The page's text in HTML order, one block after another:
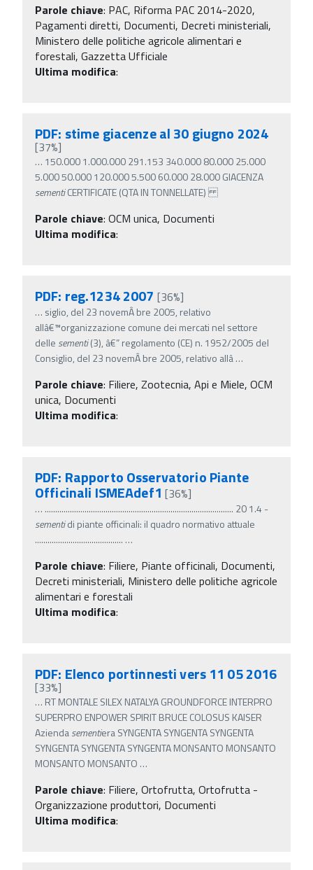
Parole chiave: PAC, Riforma PAC 2014-2020,
Pagamenti diretti, Documenti, Decreti ministeriali,
Ministero delle politiche agricole alimentari e
forestali, Gazzetta Ufficiale
Ultima modifica:
PDF: stime giacenze al 30 giugno 2024
[37%]
… 150.000 1.000.000 291.153 340.000 80.000 25.000
5.000 50.000 120.000 5.500 60.000 28.000 GIACENZA
sementiCERTIFICATE (QTA IN TONNELLATE)
Parole chiave: OCM unica, Documenti
Ultima modifica:
PDF: reg.1234 2007 [36%]
… siglio, del 23 novemÂ­ bre 2005, relativo
allâ€™organizzazione comune dei mercati nel settore
delle sementi(3), â€” regolamento (CE) n. 1952/2005 del
Consiglio, del 23 novemÂ­ bre 2005, relativo allâ…
Parole chiave: Filiere, Zootecnia, Api e Miele, OCM
unica, Documenti
Ultima modifica:
PDF: Rapporto Osservatorio Piante
Officinali ISMEAdef1 [36%]
… .......................................................................................... 20 1.4 -
sementidi piante officinali: il quadro normativo attuale
.......................................... …
Parole chiave: Filiere, Piante officinali, Documenti,
Decreti ministeriali, Ministero delle politiche agricole
alimentari e forestali
Ultima modifica:
PDF: Elenco portinnesti vers 11 05 2016
[33%]
… RT MONTALE SILEX NATALYA GROUNDFORCE INTERPRO
SUPERPRO ENPOWER SPIRIT BRUCE COLOSUS KAISER
Aziendasementiera SYNGENTA SYNGENTA SYNGENTA
SYNGENTA SYNGENTA SYNGENTA MONSANTO MONSANTO
MONSANTO MONSANTO …
Parole chiave: Filiere, Ortofrutta, Ortofrutta -
Organizzazione produttori, Documenti
Ultima modifica: